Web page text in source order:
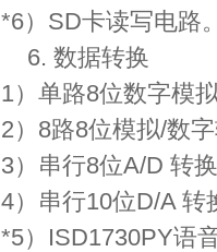
*6）SD卡读写电路
6. 数据转换
1）单路8位数字模
2）8路8位模拟/数
3）串行8位A/D 转
4）串行10位D/A 转
*5）ISD1730PY语